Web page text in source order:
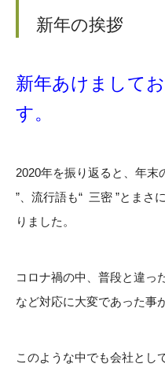
新年の挨拶
新年あけまして
す。
2020年を振り返ると、年
”、流行語も“ 三密 ”とまさ
りました。
コロナ禍の中、普段と違っ
など対応に大変であった事
このような中でも会社とし